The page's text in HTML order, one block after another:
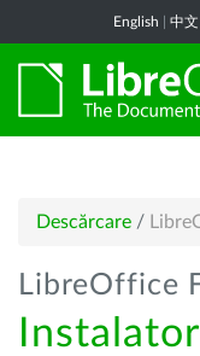
English 中
Descărcare /
LibreOffice